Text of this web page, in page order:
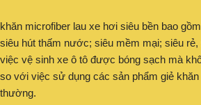
khăn microfiber lau xe hơi siêu bền bao
siêu hút thấm nước; siêu mềm mại; siêu rẻ,
việc vệ sinh xe ô tô được bóng sạch mà
so với việc sử dụng các sản phẩm giẻ
thường.